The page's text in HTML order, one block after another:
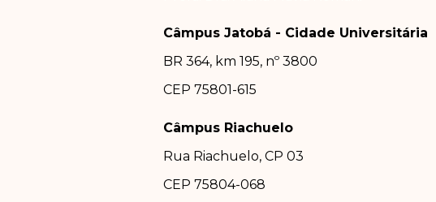
Câmpus Jatobá - Cidade Universitária
BR 364, km 195, nº 3800
CEP 75801-615
Câmpus Riachuelo
Rua Riachuelo, CP 03
CEP 75804-068